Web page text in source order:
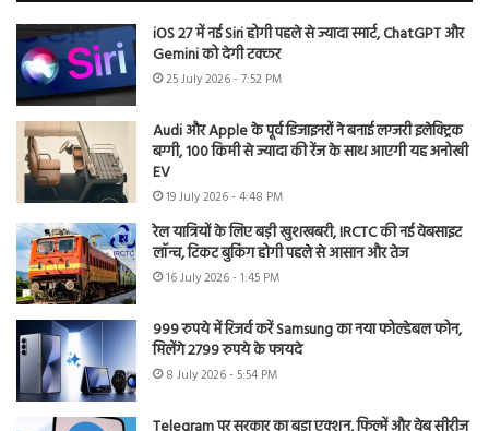
iOS 27 में नई Siri होगी पहले से ज्यादा स्मार्ट, ChatGPT और
Gemini को देगी टक्कर
25 July 2026 - 7:52 PM
Audi और Apple के पूर्व डिजाइनरों ने बनाई लग्जरी इलेक्ट्रिक
बग्गी, 100 किमी से ज्यादा की रेंज के साथ आएगी यह अनोखी
EV
19 July 2026 - 4:48 PM
रेल यात्रियों के लिए बड़ी खुशखबरी, IRCTC की नई वेबसाइट
लॉन्च, टिकट बुकिंग होगी पहले से आसान और तेज
16 July 2026 - 1:45 PM
999 रुपये में रिजर्व करें Samsung का नया फोल्डेबल फोन,
मिलेंगे 2799 रुपये के फायदे
8 July 2026 - 5:54 PM